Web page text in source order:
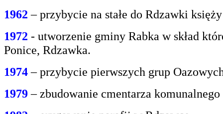
1962 – przybycie na stałe do Rdzawki
1972 - utworzenie gminy Rabka w skład
Ponice, Rdzawka.
1974 – przybycie pierwszych grup
1979– zbudowanie cmentarza